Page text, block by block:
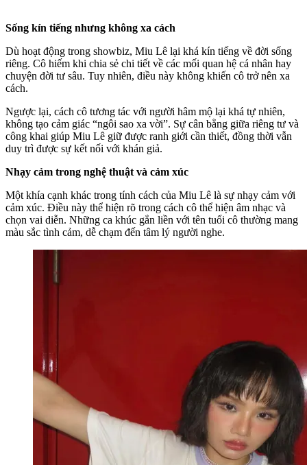
Sống kín tiếng nhưng không xa cách
Dù hoạt động trong showbiz, Miu Lê lại khá kín tiếng về đời sống
riêng. Cô hiếm khi chia sẻ chi tiết về các mối quan hệ cá nhân hay
chuyện đời tư sâu. Tuy nhiên, điều này không khiến cô trở nên xa
cách.
Ngược lại, cách cô tương tác với người hâm mộ lại khá tự nhiên,
không tạo cảm giác “ngôi sao xa vời”. Sự cân bằng giữa riêng tư và
công khai giúp Miu Lê giữ được ranh giới cần thiết, đồng thời vẫn
duy trì được sự kết nối với khán giả.
Nhạy cảm trong nghệ thuật và cảm xúc
Một khía cạnh khác trong tính cách của Miu Lê là sự nhạy cảm với
cảm xúc. Điều này thể hiện rõ trong cách cô thể hiện âm nhạc và
chọn vai diễn. Những ca khúc gắn liền với tên tuổi cô thường mang
màu sắc tình cảm, dễ chạm đến tâm lý người nghe.